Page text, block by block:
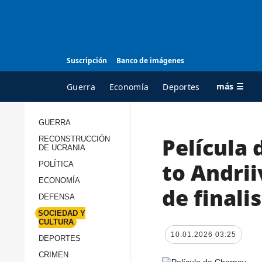
Suscripción Banco de imágenes
Guerra Economía Deportes más ☰
TODAS LAS
Reconstrucción de
GUERRA
RECONSTRUCCIÓN
DE UCRANIA
POLÍTICA
ECONOMÍA
DEFENSA
SOCIEDAD Y
CULTURA
DEPORTES
CRIMEN
Película
to
de
10.01.2026 03:25